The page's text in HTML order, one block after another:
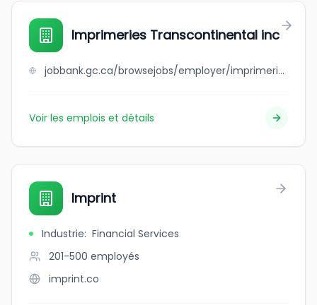
Imprimeries Transcontinental inc
jobbank.gc.ca/browsejobs/employer/imprimeries+transcontinental+inc/ca
Voir les emplois et détails
Imprint
Industrie: Financial Services
201-500 employés
imprint.co